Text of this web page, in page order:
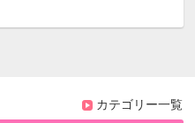
カテゴリー一覧